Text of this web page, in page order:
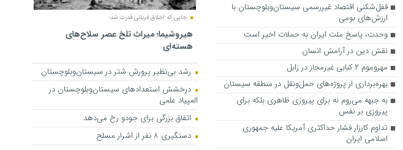
قفل‌شکنی اقتصاد غیررسمی سیستان‌وبلوچستان با
ارزش‌های بومی
وحدت، پاسخ ملت ایران به حملات اخیر است
نقش دین در آرامش انسان
مهروموم ۲ کبابی غیرمجاز در زابل
بهره‌برداری از پروژه‌های حمل‌ونقل در منطقه سیستان
به جبهه می‌‌روم نه برای پیروزی ظاهری بلکه برای
پیروزی بر نفس
تداوم کارزار فشار حداکثری آمریکا علیه جمهوری
اسلامی ایران
جایی که اخلاق قربانی قدرت شد؛
هیروشیما؛ میراث تلخ عصر سلاح‌های
هسته‌ای
رشد بی‌نظیر پرورش شتر در سیستان‌وبلوچستان
درخشش استعدادهای سیستان‌وبلوچستان در
المپیاد علمی
اتفاق بزرگی برای جودو رخ می‌دهد
دستگیری ۸ نفر از اشرار مسلح